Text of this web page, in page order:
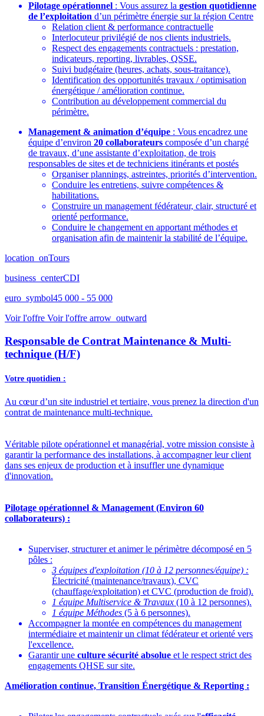
Pilotage opérationnel : Vous assurez la gestion quotidienne
de l’exploitation d’un périmètre énergie sur la région Centre
Relation client & performance contractuelle
Interlocuteur privilégié de nos clients industriels.
Respect des engagements contractuels : prestation,
indicateurs, reporting, livrables, QSSE.
Suivi budgétaire (heures, achats, sous‑traitance).
Identification des opportunités travaux / optimisation
énergétique / amélioration continue.
Contribution au développement commercial du
périmètre.
Management & animation d’équipe : Vous encadrez une
équipe d’environ 20 collaborateurs composée d’un chargé
de travaux, d’une assistante d’exploitation, de trois
responsables de sites et de techniciens itinérants et postés
Organiser plannings, astreintes, priorités d’intervention.
Conduire les entretiens, suivre compétences &
habilitations.
Construire un management fédérateur, clair, structuré et
orienté performance.
Conduire le changement en apportant méthodes et
organisation afin de maintenir la stabilité de l’équipe.
location_onTours
business_centerCDI
euro_symbol45 000 - 55 000
Voir l'offre Voir l'offre arrow_outward
Responsable de Contrat Maintenance & Multi-
technique (H/F)
Votre quotidien :
Au cœur d’un site industriel et tertiaire, vous prenez la direction d'un
contrat de maintenance multi-technique.
Véritable pilote opérationnel et managérial, votre mission consiste à
garantir la performance des installations, à accompagner leur client
dans ses enjeux de production et à insuffler une dynamique
d'innovation.
Pilotage opérationnel & Management (Environ 60
collaborateurs) :
Superviser, structurer et animer le périmètre décomposé en 5
pôles :
3 équipes d'exploitation (10 à 12 personnes/équipe) :
Électricité (maintenance/travaux), CVC
(chauffage/exploitation) et CVC (production de froid).
1 équipe Multiservice & Travaux (10 à 12 personnes).
1 équipe Méthodes (5 à 6 personnes).
Accompagner la montée en compétences du management
intermédiaire et maintenir un climat fédérateur et orienté vers
l'excellence.
Garantir une culture sécurité absolue et le respect strict des
engagements QHSE sur site.
Amélioration continue, Transition Énergétique & Reporting :